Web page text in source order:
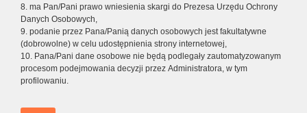
8. ma Pan/Pani prawo wniesienia skargi do Prezesa Urzędu Ochrony
Danych Osobowych,
9. podanie przez Pana/Panią danych osobowych jest fakultatywne
(dobrowolne) w celu udostępnienia strony internetowej,
10. Pana/Pani dane osobowe nie będą podlegały zautomatyzowanym
procesom podejmowania decyzji przez Administratora, w tym
profilowaniu.